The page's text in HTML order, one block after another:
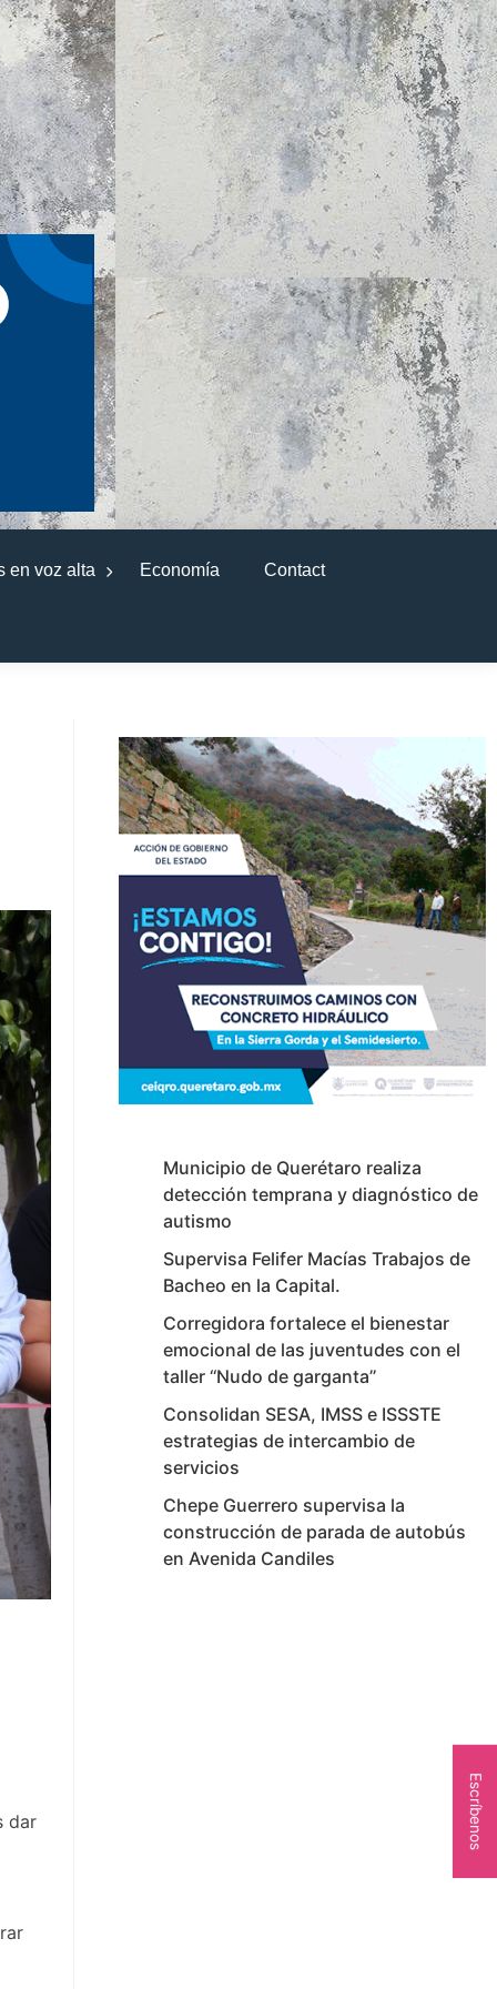
en voz alta Economía Contact
dar
Municipio de Querétaro realiza
detección temprana y diagnóstico de
autismo
Supervisa Felifer Macías Trabajos de
Bacheo en la Capital.
Corregidora fortalece el bienestar
emocional de las juventudes con el
taller ‘‘Nudo de garganta’’
Consolidan SESA, IMSS e ISSSTE
estrategias de intercambio de
servicios
Chepe Guerrero supervisa la
construcción de parada de autobús
en Avenida Candiles
Escríbenos